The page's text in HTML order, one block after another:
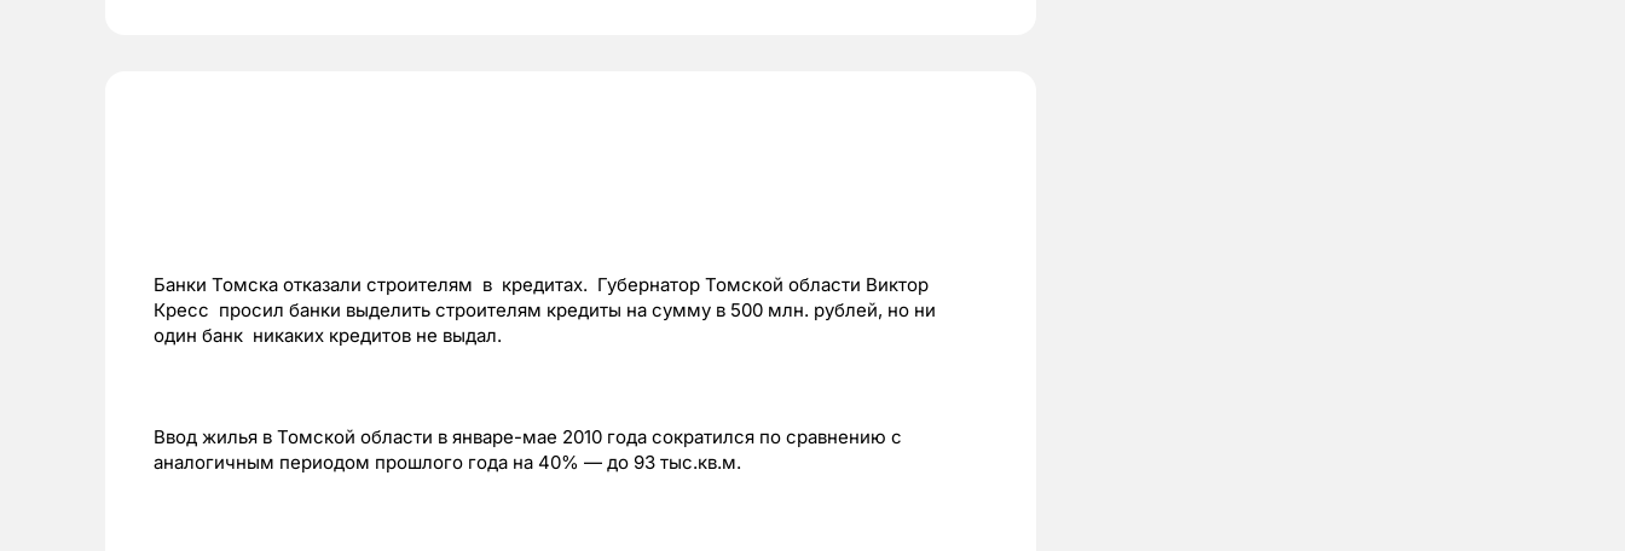
Банки Томска отказали строителям в кредитах. Губернатор Томской области Виктор
Кресс просил банки выделить строителям кредиты на сумму в 500 млн. рублей, но ни
один банк никаких кредитов не выдал.
Ввод жилья в Томской области в январе-мае 2010 года сократился по сравнению с
аналогичным периодом прошлого года на 40% — до 93 тыс.кв.м.